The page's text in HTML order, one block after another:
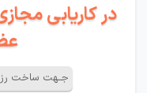
در کاریابی
جـهت ساخت